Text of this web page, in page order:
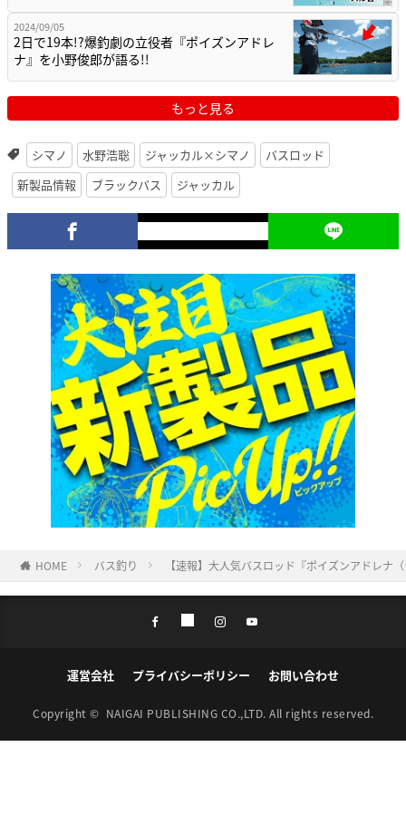
2024/09/05
2日で19本!?爆釣劇の立役者『ポイズンアドレ
ナ』を小野俊郎が語る!!
もっと見る
シマノ 水野浩聡 ジャッカル×シマノ
バスロッド
新製品情報
ブラックバス ジャッカル
HOME バス釣り 【速報】大人気バスロッド『ポイズンアドレ
運営会社 プライバシーポリシー お問い合わせ
Copyright © NAIGAI PUBLISHING CO.,LTD. All rights reserved.